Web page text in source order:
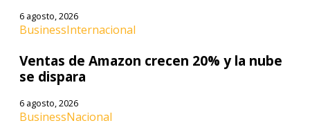
6 agosto, 2026
BusinessInternacional
Ventas de Amazon crecen 20% y la nube
se dispara
6 agosto, 2026
BusinessNacional